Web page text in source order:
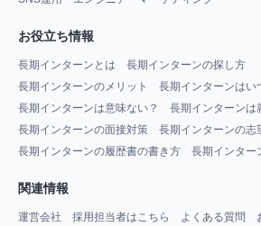
お役立ち情報
長期インターンとは
長期インターンの探し方
長期インターンのメリット
長期インターンはい
長期インターンは意味ない？
長期インターンは
長期インターンの面接対策
長期インターンの志
長期インターンの履歴書の書き方
長期インター
関連情報
運営会社 採用担当者はこちら よくある質問